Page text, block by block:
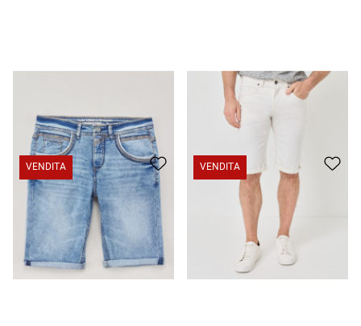
CHF 39.95 CHF 29.95
VENDITA VENDITA